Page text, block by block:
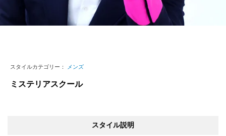
スタイルカテゴリー： メンズ
ミステリアスクール
スタイル説明